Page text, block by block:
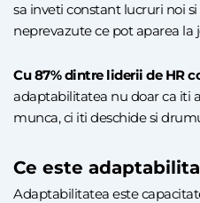
sa inveti constant lucruri noi
neprevazute ce pot aparea la
Cu 87% dintre liderii de HR
adaptabilitatea nu doar ca iti
munca, ci iti deschide si
Ce este
Adaptabilitatea este